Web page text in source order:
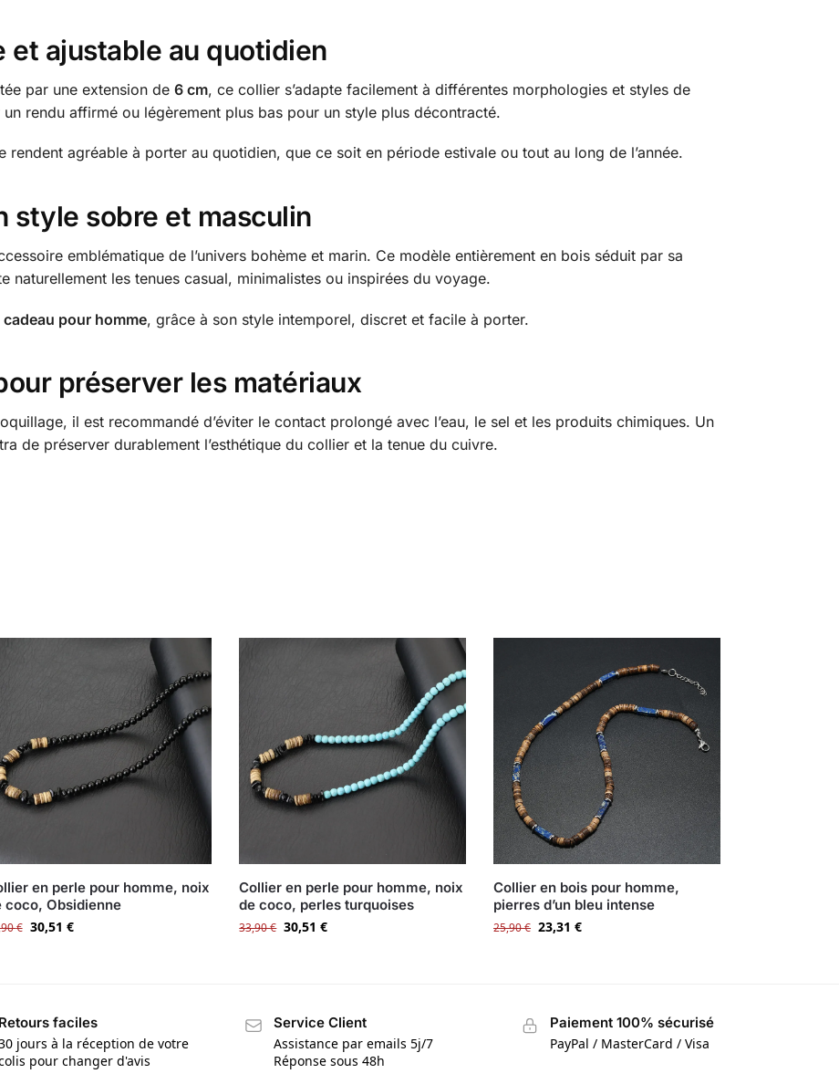
et ajustable au quotidien
par une extension de 6 cm, ce collier s’adapte facilement à différentes morphologies et styles de
rendu affirmé ou légèrement plus bas pour un style plus décontracté.
rendent agréable à porter au quotidien, que ce soit en période estivale ou tout au long de l’année.
style sobre et masculin
emblématique de l’univers bohème et marin. Ce modèle entièrement en bois séduit par sa
naturellement les tenues casual, minimalistes ou inspirées du voyage.
cadeau pour homme, grâce à son style intemporel, discret et facile à porter.
préserver les matériaux
il est recommandé d’éviter le contact prolongé avec l’eau, le sel et les produits chimiques. Un
de préserver durablement l’esthétique du collier et la tenue du cuivre.
en perle pour homme, noix
coco, Obsidienne
€ 30,51 €
Collier en perle pour homme, noix
de coco, perles turquoises
33,90€ 30,51€
Collier en bois pour homme,
pierres d’un bleu intense
25,90€ 23,31€
Retours faciles
jours à la réception de votre
pour changer d'avis
Service Client
Assistance par emails 5j/7
Réponse sous 48h
Paiement 100% sécurisé
PayPal / MasterCard / Visa